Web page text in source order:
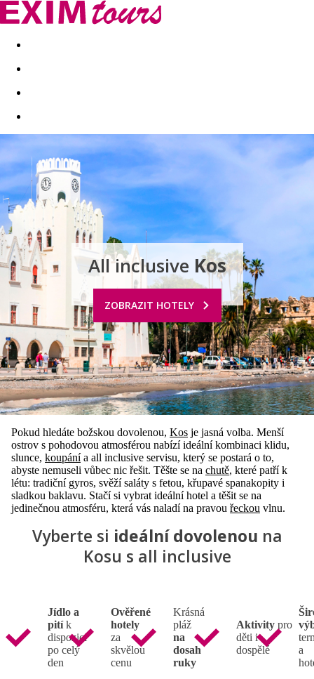
Akční nabídky Last minute
All inclusive Kos
ZOBRAZIT HOTELY
Pokud hledáte božskou dovolenou, Kos je jasná volba. Menší
ostrov s pohodovou atmosférou nabízí ideální kombinaci klidu,
slunce, koupánía all inclusive servisu, který se postará o to,
abyste nemuseli vůbec nic řešit. Těšte se na chutě, které patří k
létu: tradiční gyros, svěží saláty s fetou, křupavé spanakopity i
sladkou baklavu. Stačí si vybrat ideální hotel a těšit se na
jedinečnou atmosféru, která vás naladí na pravou řeckou vlnu.
Vyberte si ideální dovolenou na
Kosu s all inclusive
Jídlo a
pitík
dispozici
po celý
den
Ověřené
hotely
za
skvělou
cenu
Krásná
pláž
na
dosah
ruky
Aktivity pro
děti i
dospělé
a